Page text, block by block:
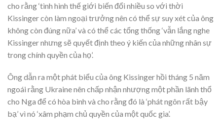
cho rằng ‘tình hình thế giới biến đổi nhiều so với thời
Kissinger còn làm ngoại trưởng nên có thể sự suy xét của ông
không còn đúng nữa’ và có thể các tổng thống ‘vẫn lắng nghe
Kissinger nhưng sẽ quyết định theo ý kiến của những nhân sự
trong chính quyền của họ’.
Ông dẫn ra một phát biểu của ông Kissinger hồi tháng 5 năm
ngoái rằng Ukraine nên chấp nhận nhượng một phần lãnh thổ
cho Nga để có hòa bình và cho rằng đó là ‘phát ngôn rất bậy
bạ’ vì nó ‘xâm phạm chủ quyền của một quốc gia’.